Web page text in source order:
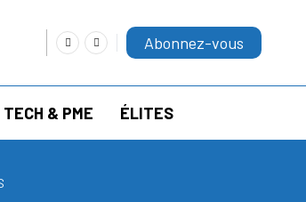
Abonnez-vous
TECH & PME ÉLITES